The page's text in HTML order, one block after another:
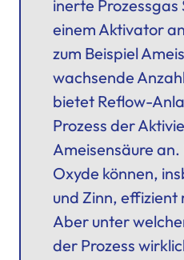
inerte
einem Aktivator
zum Beispiel
wachsende
bietet Reflow-
Prozess der
Ameisensäure
Oxyde können,
und Zinn,
Aber unter
der Prozess